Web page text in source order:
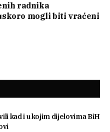
radnika
mogli biti vraćeni
kad i u kojim dijelovima BiH